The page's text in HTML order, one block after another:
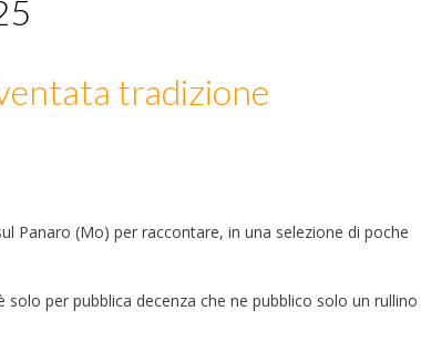
tradizione
Panaro (Mo) per raccontare, in una selezione di poche
per pubblica decenza che ne pubblico solo un rullino